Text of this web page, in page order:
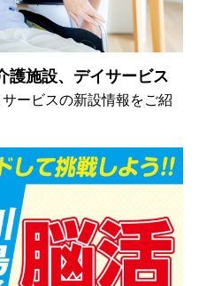
護施設、デイサービス
ービスの新設情報をご紹